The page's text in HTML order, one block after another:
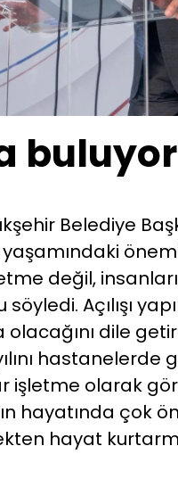
Belediye
yaşamındaki
değil,
Açılışı
olacağını dile
hastanelerde
işletme olarak
hayatında çok
hayat